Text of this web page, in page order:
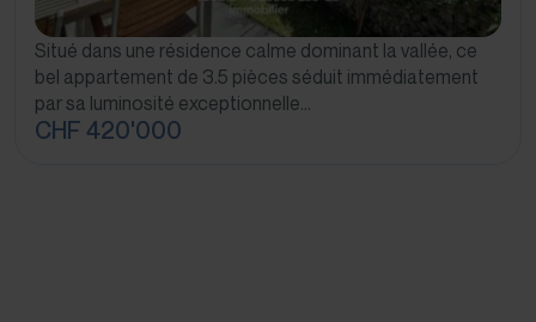
Situé dans une résidence calme dominant la vallée, ce
bel appartement de 3.5 pièces séduit immédiatement
par sa luminosité exceptionnelle…
CHF 420'000